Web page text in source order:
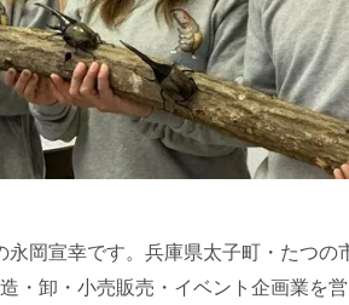
永岡宣幸です。兵庫県太子町・たつ
・卸・小売販売・イベント企画業を営